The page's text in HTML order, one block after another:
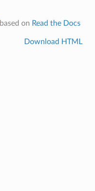
based on Read the Docs
Download HTML